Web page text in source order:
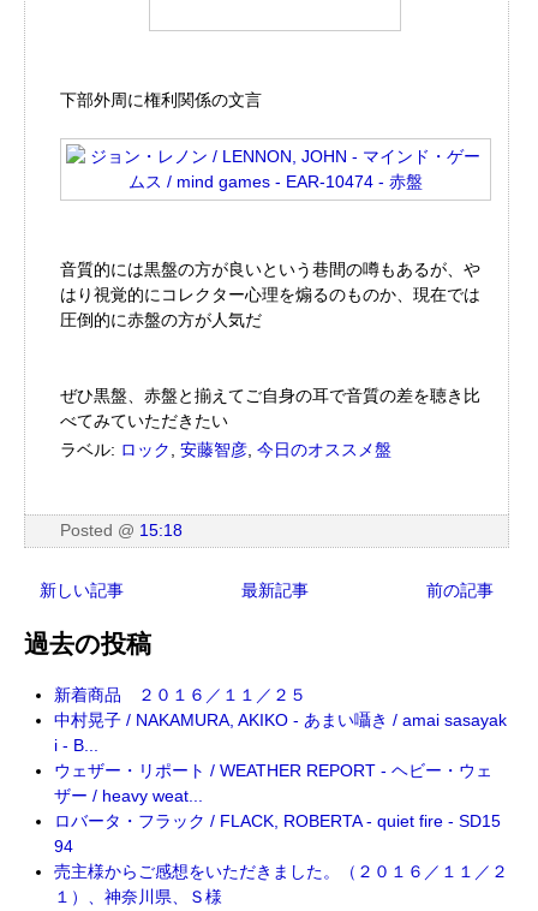
下部外周に権利関係の文言
音質的には黒盤の方が良いという巷間の噂もあるが、や
はり視覚的にコレクター心理を煽るのものか、現在では
圧倒的に赤盤の方が人気だ
ぜひ黒盤、赤盤と揃えてご自身の耳で音質の差を聴き比
べてみていただきたい
ラベル: ロック 安藤智彦 今日のオススメ盤
Posted @ 15:18
新しい記事 最新記事 前の記事
過去の投稿
新着商品 ２０１６／１１／２５
中村晃子 / NAKAMURA, AKIKO - あまい囁き / amai sasayak
i - B...
ウェザー・リポート / WEATHER REPORT - ヘビー・ウェ
ザー / heavy weat...
ロバータ・フラック / FLACK, ROBERTA - quiet fire - SD15
94
売主様からご感想をいただきました。（２０１６／１１／２
１）、神奈川県、Ｓ様